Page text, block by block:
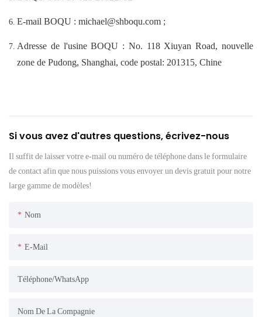
E-mail BOQU : michael@shboqu.com ;
Adresse de l'usine BOQU : No. 118 Xiuyan Road, nouvelle
zone de Pudong, Shanghai, code postal: 201315, Chine
Si vous avez d'autres questions, écrivez-nous
Il suffit de laisser votre e-mail ou numéro de téléphone dans le formulaire
de contact afin que nous puissions vous envoyer un devis gratuit pour notre
large gamme de modèles!
Nom
E-Mail
Téléphone/WhatsApp
Nom De La Compagnie